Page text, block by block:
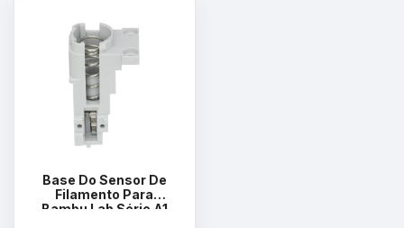
Base Do Sensor De
Filamento Para
Bambu Lab Série A1